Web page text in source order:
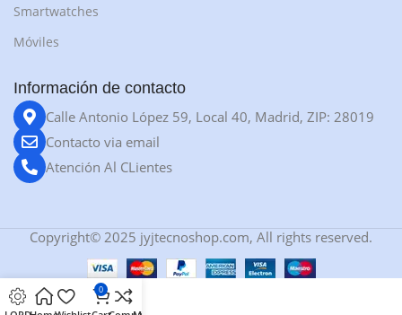
Smartwatches
Móviles
Información de contacto
Calle Antonio López 59, Local 40, Madrid, ZIP: 28019
Contacto via email
Atención Al CLientes
Copyright© 2025 jyjtecnoshop.com, All rights reserved.
0